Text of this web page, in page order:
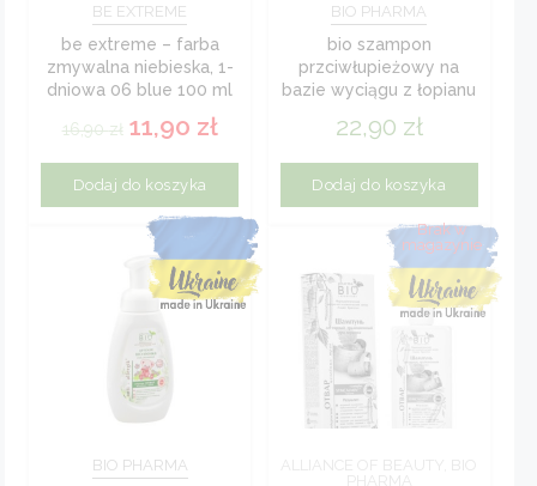
BE EXTREME
be extreme – farba
zmywalna niebieska, 1-
dniowa 06 blue 100 ml
16,90zł 11,90 zł
Dodaj do koszyka
BIO PHARMA
bio szampon
przciwłupieżowy na
bazie wyciągu z łopianu
22,90 zł
Dodaj do koszyka
BIO PHARMA